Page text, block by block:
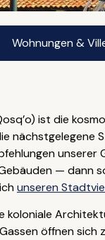
Wohnungen &
ist die
nächstgelegene
— dann
unseren
koloniale
öffnen